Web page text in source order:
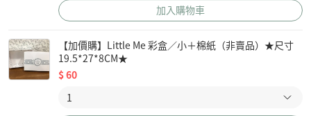
加入購物車
【加價購】Little Me 彩盒／小＋棉紙（非賣品）★尺寸
19.5*27*8CM★
$60